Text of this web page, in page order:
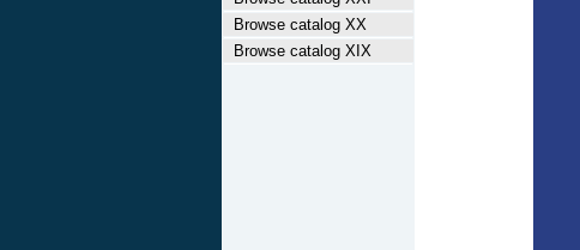
Browse catalog XX
Browse catalog XIX